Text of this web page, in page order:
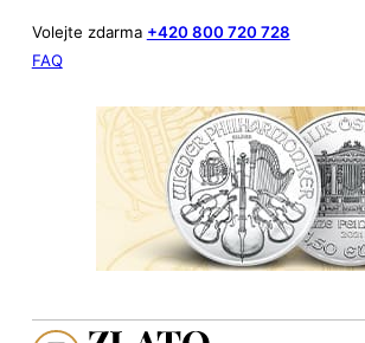
Volejte zdarma +420 800 720 728
FAQ